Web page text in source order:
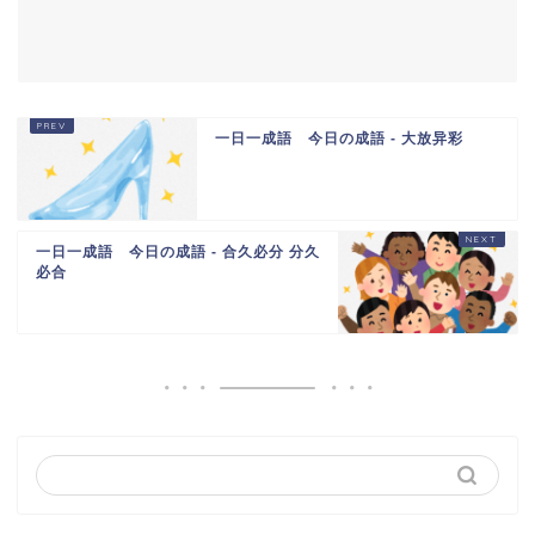
一日一成語 今日の成語 - 大放异彩
一日一成語 今日の成語 - 合久必分 分久
必合